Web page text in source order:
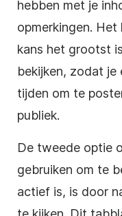
hebben met je
opmerkingen.
kans het grootst
bekijken, zodat je
tijden om te
publiek.
De tweede optie
gebruiken om te
actief is, is door